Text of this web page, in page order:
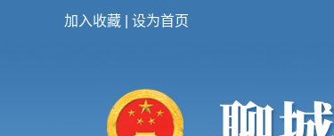
加入收藏 设为首页